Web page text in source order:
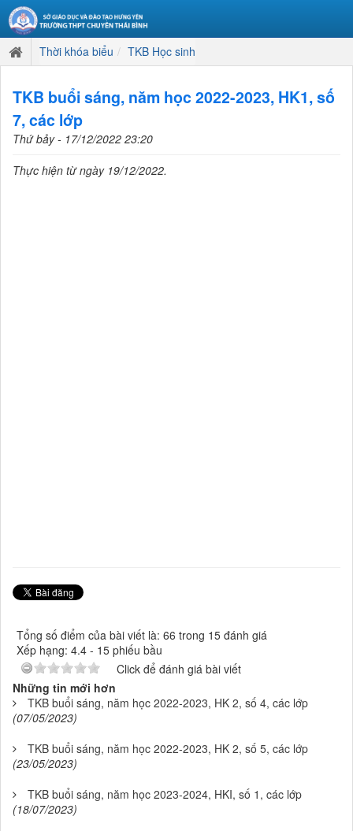
Thời khóa biểu TKB Học sinh
TKB buổi sáng, năm học 2022-2023, HK1, số
7, các lớp
Thứ bảy - 17/12/2022 23:20
Thực hiện từ ngày 19/12/2022.
Tổng số điểm của bài viết là: 66 trong 15 đánh giá
Xếp hạng: 4.4 - 15 phiếu bầu
Click để đánh giá bài viết
Những tin mới hơn
TKB buổi sáng, năm học 2022-2023, HK 2, số 4, các lớp
(07/05/2023)
TKB buổi sáng, năm học 2022-2023, HK 2, số 5, các lớp
(23/05/2023)
TKB buổi sáng, năm học 2023-2024, HKI, số 1, các lớp
(18/07/2023)